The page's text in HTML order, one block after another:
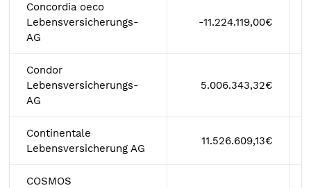
Concordia oeco
Lebensversicherungs-
AG
-11.224.119,00€
Condor
Lebensversicherungs-
AG
5.006.343,32€
Continentale
Lebensversicherung AG
11.526.609,13€
COSMOS